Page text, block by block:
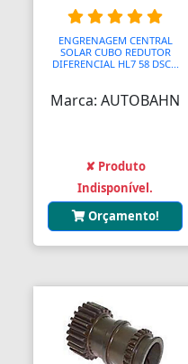
Balanços
Balcões
Bancos de Jardim
Bandejas
Banjo
Barra Estabilizadora
Barra Haste Reação
ENGRENAGEM CENTRAL
SOLAR CUBO REDUTOR
DIFERENCIAL HL7 58 DSC...
Marca: AUTOBAHN
✘ Produto
Indisponível.
Orçamento!